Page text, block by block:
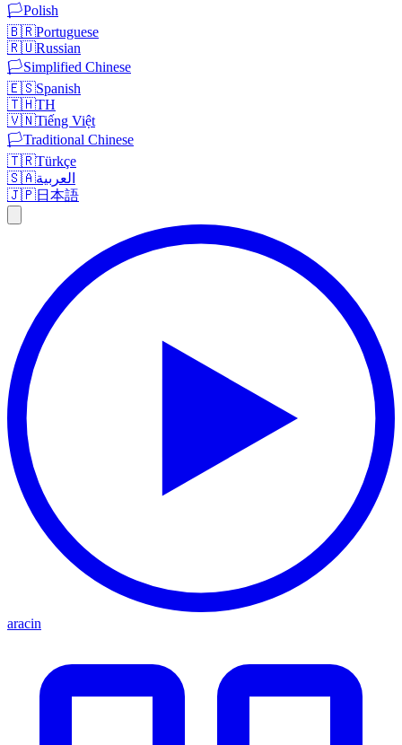
🏳️Polish
🇧🇷Portuguese
🇷🇺Russian
🏳️Simplified Chinese
🇪🇸Spanish
🇹🇭TH
🇻🇳Tiếng Việt
🏳️Traditional Chinese
🇹🇷Türkçe
🇸🇦العربية
🇯🇵日本語
aracin